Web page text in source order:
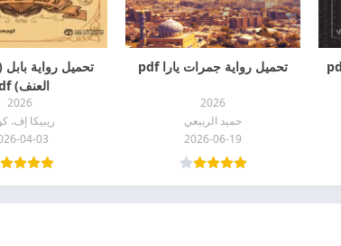
تحميل رواية جمرات يارا pdf
2026
حميد الربيعي
2026-06-19
تحميل رواية
العنف) pdf
2026
ريبيكا إف.
04-03